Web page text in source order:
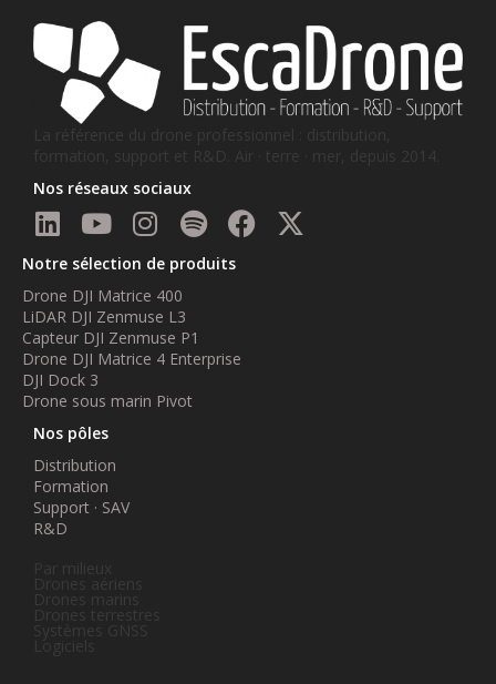
La référence du drone professionnel : distribution,
formation, support et R&D. Air · terre · mer, depuis 2014.
Nos réseaux sociaux
Notre sélection de produits
Drone DJI Matrice 400
LiDAR DJI Zenmuse L3
Capteur DJI Zenmuse P1
Drone DJI Matrice 4 Enterprise
DJI Dock 3
Drone sous marin Pivot
Nos pôles
Distribution
Formation
Support · SAV
R&D
Drones aériens
Drones marins
Drones terrestres
Systèmes GNSS
Logiciels